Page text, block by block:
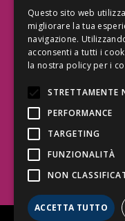
Responsabilità Civile
Contrattualistica
Segui lo Studio EDG sui
Invia messaggio
T. 06.3232914
info@edg.legal
Questo sito web
migliorare la tua
navigazione.
acconsenti a tutti i
la nostra policy per i
STRETTAMENTE
PERFORMANCE
TARGETING
FUNZIONALITÀ
NON
ACCETTA TUTTO